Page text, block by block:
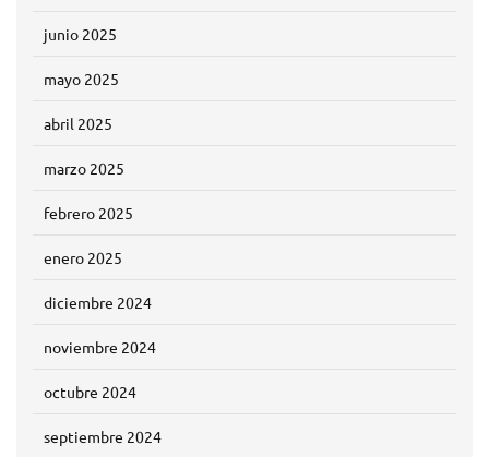
junio 2025
mayo 2025
abril 2025
marzo 2025
febrero 2025
enero 2025
diciembre 2024
noviembre 2024
octubre 2024
septiembre 2024